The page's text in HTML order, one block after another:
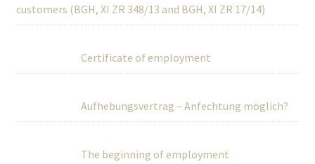
customers (BGH, XI ZR 348/13 and BGH, XI ZR 17/14)
Certificate of employment
Aufhebungsvertrag – Anfechtung möglich?
The beginning of employment